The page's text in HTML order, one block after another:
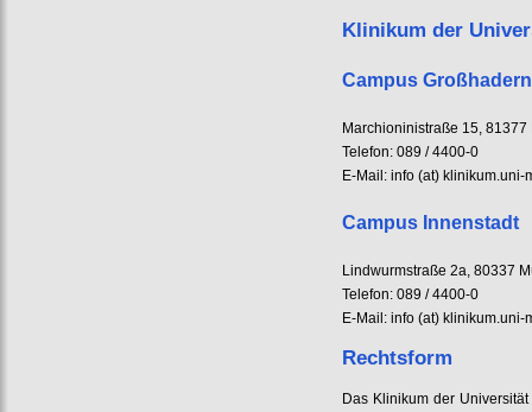
Klinikum der
Campus Großhadern
Marchioninistraße 15, 81377
Telefon: 089 / 4400-0
E-Mail: info (at) klinikum.uni-
Campus Innenstadt
Lindwurmstraße 2a, 80337
Telefon: 089 / 4400-0
E-Mail: info (at) klinikum.uni-
Rechtsform
Das Klinikum der